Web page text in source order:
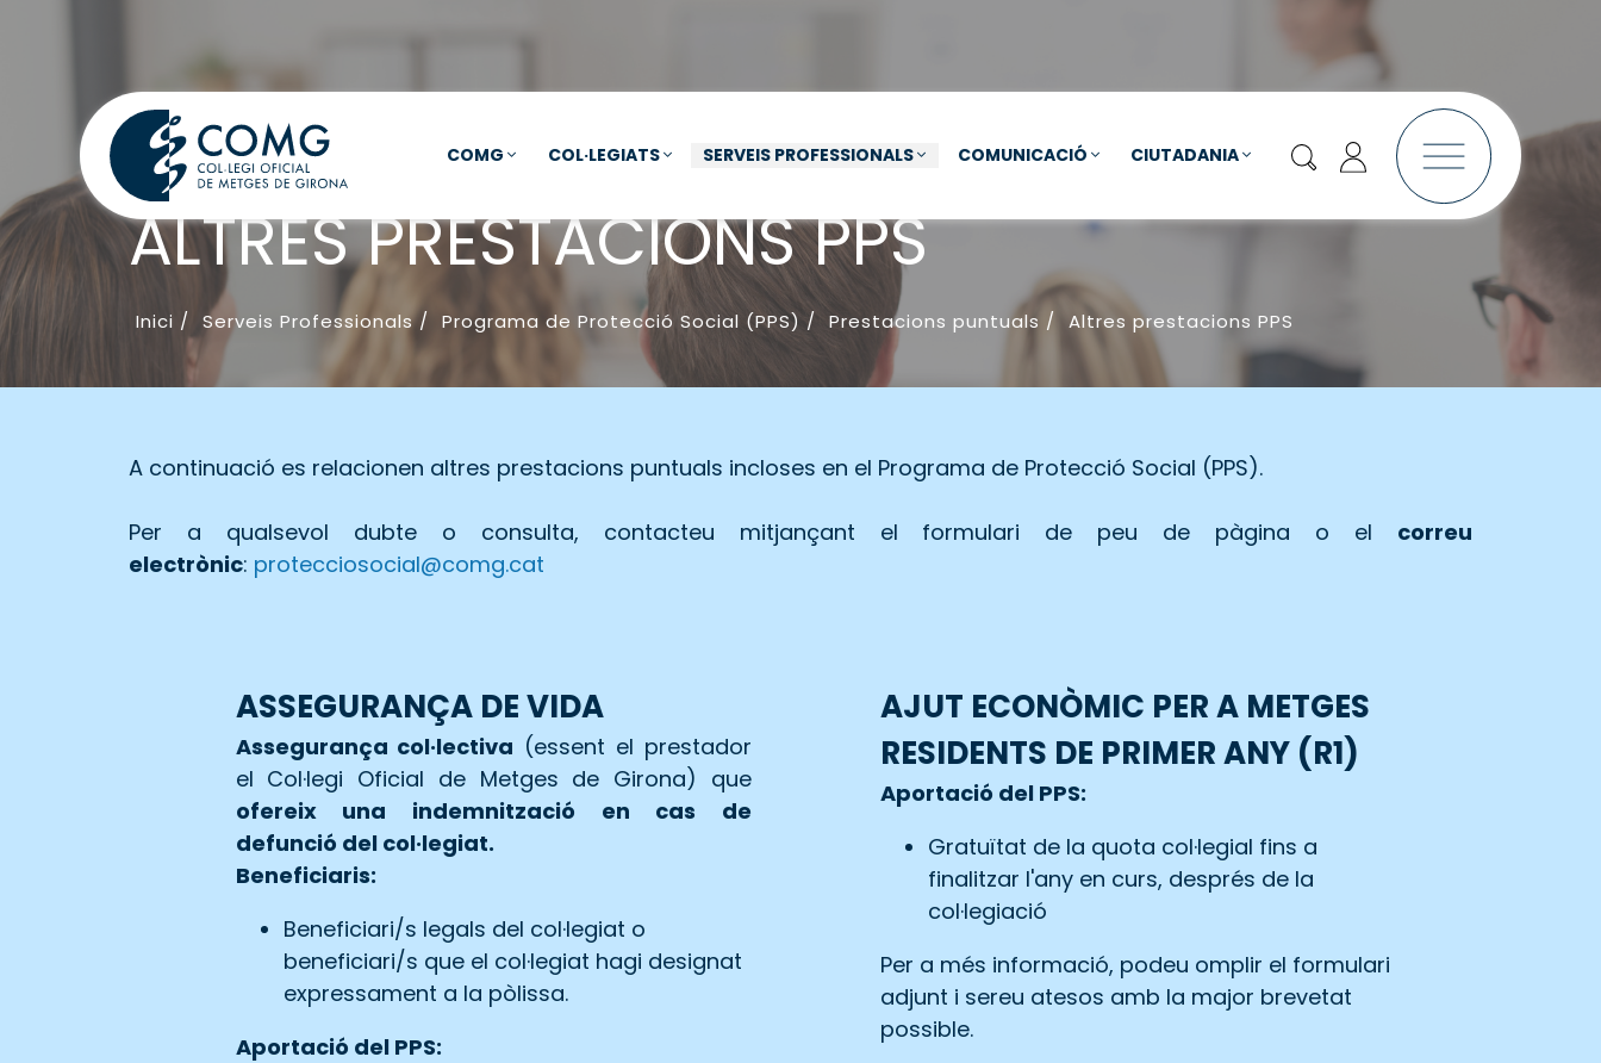
COMG COL·LEGIATS SERVEIS PROFESSIONALS COMUNICACIÓ CIUTADANIA
ALTRES PRESTACIONS PPS
Inici / Serveis Professionals/ Programa de Protecció Social (PPS) / Prestacions puntuals / Altres prestacions PPS
A continuació es relacionen altres prestacions puntuals incloses en el Programa de Protecció Social (PPS).
Per a qualsevol dubte o consulta, contacteu mitjançant el formulari de peu de pàgina o el correu
electrònic: protecciosocial@comg.cat
ASSEGURANÇA DE VIDA
Assegurança col·lectiva (essent el prestador
el Col·legi Oficial de Metges de Girona) que
ofereix una indemnització en cas de
defunció del col·legiat.
Beneficiaris:
Beneficiari/s legals del col·legiat o
beneficiari/s que el col·legiat hagi designat
expressament a la pòlissa.
Aportació del PPS:
AJUT ECONÒMIC PER A METGES
RESIDENTS DE PRIMER ANY (R1)
Aportació del PPS:
Gratuïtat de la quota col·legial fins a
finalitzar l'any en curs, després de la
col·legiació
Per a més informació, podeu omplir el formulari
adjunt i sereu atesos amb la major brevetat
possible.